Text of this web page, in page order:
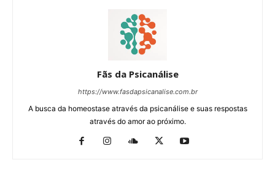
Fãs da Psicanálise
https://www.fasdapsicanalise.com.br
A busca da homeostase através da psicanálise e suas respostas
através do amor ao próximo.